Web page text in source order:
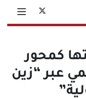
كمحور
عبر “زين